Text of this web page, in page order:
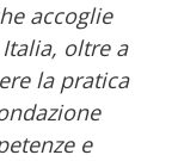
accoglie
oltre a
la pratica
e